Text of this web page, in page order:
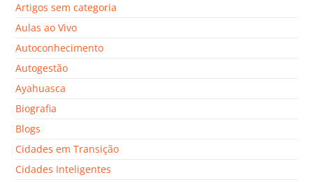
Artigos sem categoria
Aulas ao Vivo
Autoconhecimento
Autogestão
Ayahuasca
Biografia
Blogs
Cidades em Transição
Cidades Inteligentes